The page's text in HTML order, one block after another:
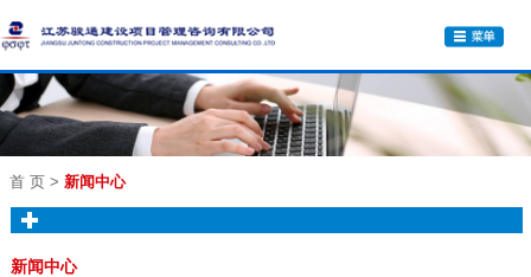
首 页 > 新闻中心
新闻中心